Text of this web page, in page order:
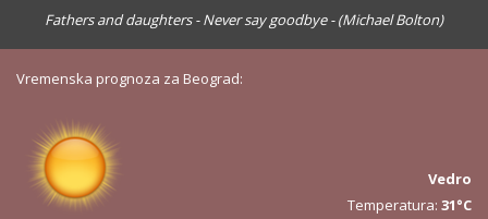
Fathers and daughters - Never say goodbye - (Michael Bolton)
Vremenska prognoza za Beograd:
Vedro
Temperatura: 31°C